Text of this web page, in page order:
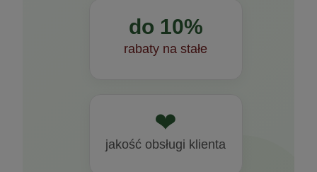
do 10%
rabaty na stałe
❤
jakość obsługi klienta